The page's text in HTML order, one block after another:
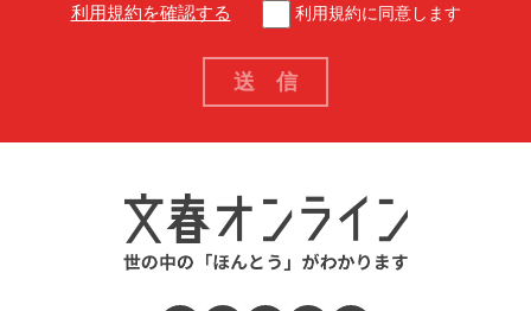
利用規約を確認する 利用規約に同意します